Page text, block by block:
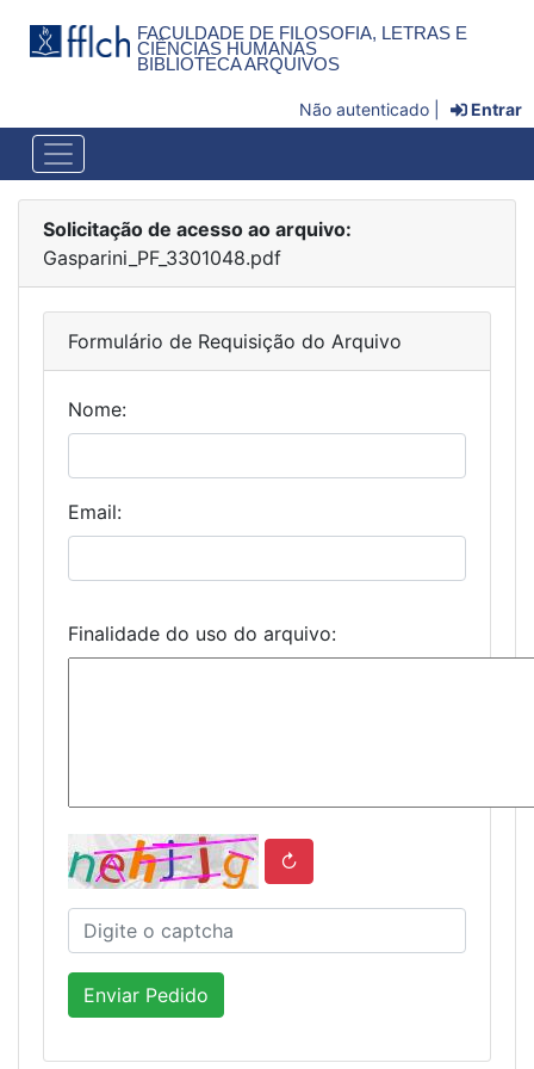
FACULDADE DE FILOSOFIA, LETRAS E
CIÊNCIAS HUMANAS
BIBLIOTECA ARQUIVOS
Não autenticado | Entrar
Solicitação de acesso ao arquivo:
Gasparini_PF_3301048.pdf
Formulário de Requisição do Arquivo
Nome:
Email:
Finalidade do uso do arquivo:
↻
Enviar Pedido